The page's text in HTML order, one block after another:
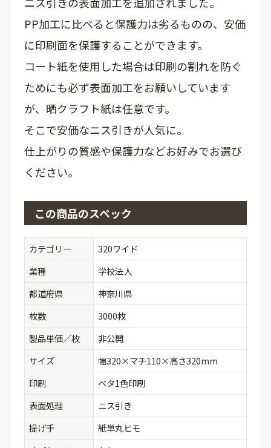
PP加工に比べると保護力は劣るものの、安価
に印刷面を保護することができます。
コート紙を使用した場合は印刷の割れを防ぐ
ためにも必ず表面加工をお願いしています
が、晒クラフト紙は任意です。
そこで安価なニス引きが人気に。
仕上がりの質感や保護力などお好みでお選び
ください。
この商品のスペック
カテゴリー
320ワイド
業種
学校法人
都道府県
神奈川県
枚数
3000枚
製品単価／枚
非公開
サイズ
幅320×マチ110×高さ320mm
印刷
ベタ1色印刷
表面処理
ニス引き
提げ手
紙単丸ヒモ